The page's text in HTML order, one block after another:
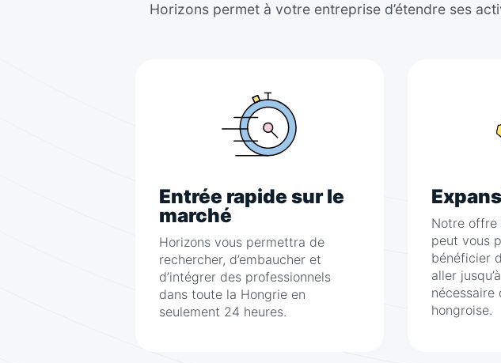
Horizons permet à votre entreprise d’étendre ses
Entrée rapide sur le
marché
Horizons vous permettra de
rechercher, d’embaucher et
d’intégrer des professionnels
dans toute la Hongrie en
seulement 24 heures.
Notre offre
peut vous
bénéficier
aller
nécessaire
hongroise.